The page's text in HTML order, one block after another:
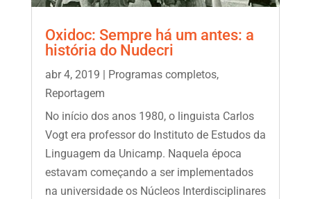
Oxidoc: Sempre há um antes: a
história do Nudecri
abr 4, 2019 Programas completos,
Reportagem
No início dos anos 1980, o linguista Carlos
Vogt era professor do Instituto de Estudos da
Linguagem da Unicamp. Naquela época
estavam começando a ser implementados
na universidade os Núcleos Interdisciplinares